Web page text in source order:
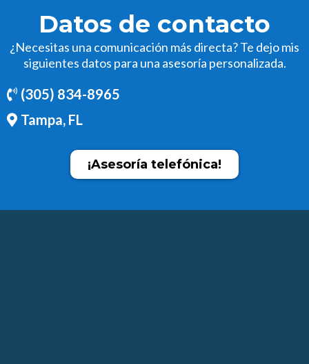
Datos de contacto
¿Necesitas una comunicación más directa? Te dejo mis
siguientes datos para una asesoría personalizada.
(305) 834-8965
Tampa, FL
¡Asesoría telefónica!